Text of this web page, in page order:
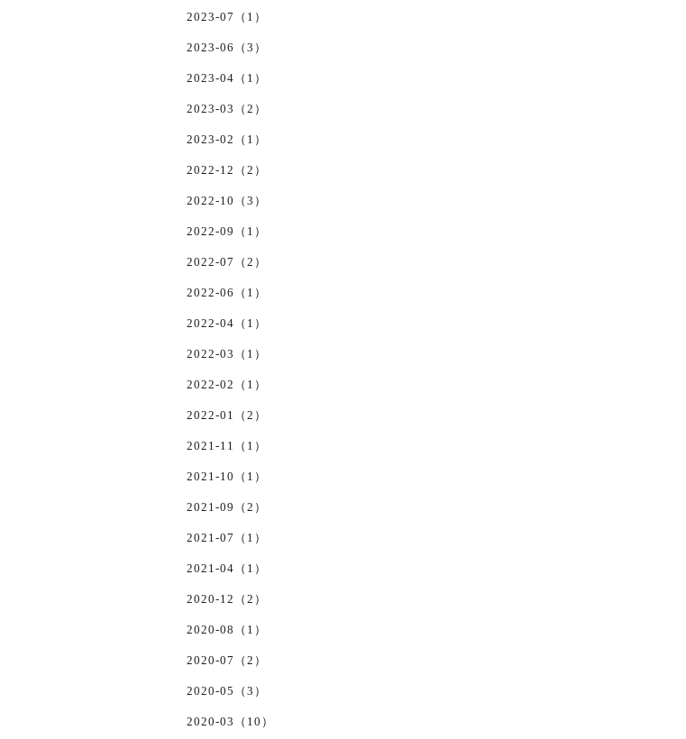
2023-07（1）
2023-06（3）
2023-04（1）
2023-03（2）
2023-02（1）
2022-12（2）
2022-10（3）
2022-09（1）
2022-07（2）
2022-06（1）
2022-04（1）
2022-03（1）
2022-02（1）
2022-01（2）
2021-11（1）
2021-10（1）
2021-09（2）
2021-07（1）
2021-04（1）
2020-12（2）
2020-08（1）
2020-07（2）
2020-05（3）
2020-03（10）